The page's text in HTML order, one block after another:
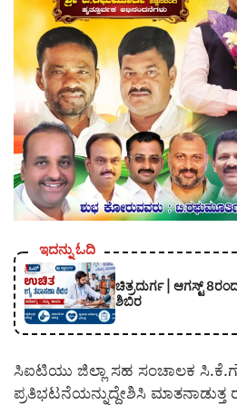
ಇದನ್ನು ಓದಿ
ಚಿತ್ರದುರ್ಗ | ಆಗಸ್ಟ್
ಶಿಬಿರ
ಸಿಐಟಿಯು ಜಿಲ್ಲಾ ಸಹ ಸಂಚಾಲಕ
ಪ್ರತಿಭಟನೆಯನ್ನುದ್ದೇಶಿಸಿ ಮಾತನಾಡುತ್ತ